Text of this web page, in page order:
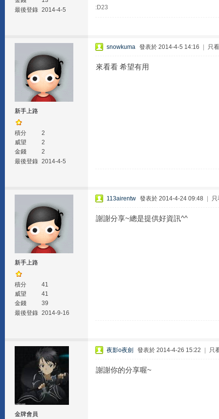
最後登錄 2014-4-5 :D23
新手上路
積分
2
威望
2
金錢
2
最後登錄 2014-4-5
snowkuma 發表於 2014-4-5 14:16 只
來看看 希望有用
新手上路
積分
41
威望
41
金錢
39
最後登錄 2014-9-16
113airentw 發表於 2014-4-24 09:48 只
謝謝分享~總是提供好資訊^^
金牌會員
夜影o夜劍 發表於 2014-4-26 15:22 只
謝謝你的分享喔~